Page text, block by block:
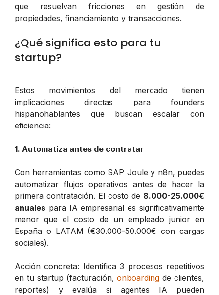
que resuelvan fricciones en gestión de
propiedades, financiamiento y transacciones.
¿Qué significa esto para tu
startup?
Estos movimientos del mercado tienen
implicaciones directas para founders
hispanohablantes que buscan escalar con
eficiencia:
1. Automatiza antes de contratar
Con herramientas como SAP Joule y n8n, puedes
automatizar flujos operativos antes de hacer la
primera contratación. El costo de 8.000-25.000€
anuales para IA empresarial es significativamente
menor que el costo de un empleado junior en
España o LATAM (€30.000-50.000€ con cargas
sociales).
Acción concreta: Identifica 3 procesos repetitivos
en tu startup (facturación,onboarding de clientes,
reportes) y evalúa si agentes IA pueden